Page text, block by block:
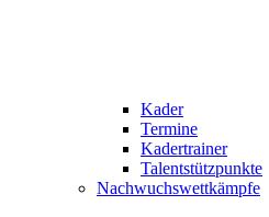
Kader
Termine
Kadertrainer
Talentstützpunkte
Nachwuchswettkämpfe